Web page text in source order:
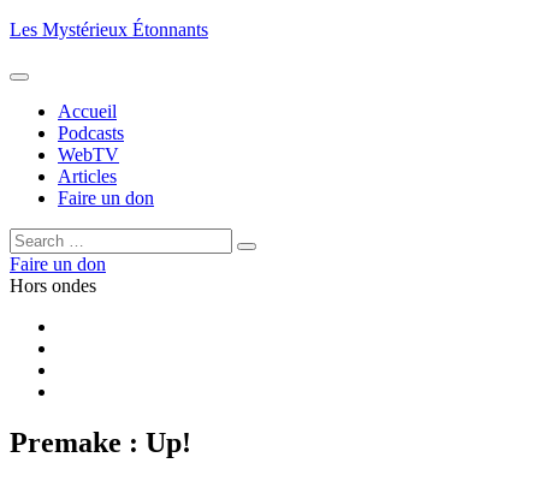
Aller
contenu
Les Mystérieux Étonnants
Accueil
Podcasts
WebTV
Articles
Faire un don
Rechercher :
Rechercher
Faire un don
Hors ondes
Premake : Up!